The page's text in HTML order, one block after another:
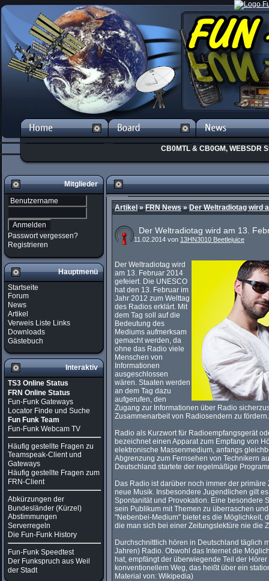
CB0MTL & CB0GM, WEBSDR
Mitglieder
Passwort vergessen?
Registrieren
Hauptmenü
Startseite
Forum
News
Artikel
Verweis Liste Links
Downloads
Gästebuch
Interaktiv
TS3 Online Status
FRN Online Status
Fun-Funk Gateways
Locator Finde und Suche
Fun Funk Team
Fun-Funk Webcam TV
Häufig gestellte Fragen zu
Teamspeak-Client und
Gateways
Häufig gestellte Fragen zum
FRN-Client
Abkürzungen der
Bundesländer (Kürzel)
Abstimmungen
Serverregeln
Die Fun-Funk History
Fun-Funk Speedtest
Der Funkspruch aus Weil
der Stadt
Artikel»FRN News»Der Weltradiotag wird
Der Weltradiotag wird am 13.
11.02.2014 von 13HN3010 Beetlejuice
Der Weltradiotag wird
am 13. Februar 2014
gefeiert. Die UNESCO
hat den 13. Februar im
Jahr 2012 zum Welttag
des Radios erklärt. Mit
dem Tag soll auf die
Bedeutung des
Mediums aufmerksam
gemacht werden, da
ohne das Radio viele
Menschen von
Informationen
ausgeschlossen
wären. Staaten werden
an dem Tag dazu
aufgerufen, den
Zugang zur Informationen über Radio
Zusammenarbeit von Radiosendern zu fördern.
Radio als Kurzwort für Radioempfangsgerät
bezeichnet einen Apparat zum Empfang von
elektronische Massenmedium, anfangs
Abgrenzung zum Fernsehen von Technikern
Deutschland startete der regelmäßige
Das Radio ist darüber noch immer der
neue Musik. Insbesondere Jugendlichen gilt
Spontanität und Provokation. Eine besondere
sein Publikum mit Themen zu überraschen
"Nebenbei-Medium" bietet es die Möglichkeit,
die man sich bei einer Zeitungslektüre nie die
Durchschnittlich hören in Deutschland täglich
Jahren) Radio. Obwohl das Internet die
hat, empfängt der überwiegende Teil der
konventionellem Weg, das heißt über ein
Material von: Wikipedia)